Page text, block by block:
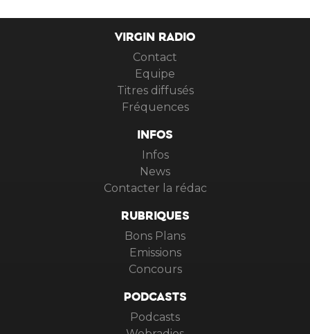
VIRGIN RADIO
Contact
Equipe
Titres diffusés
Fréquences
INFOS
Infos
News
Contacter la rédac
RUBRIQUES
Bons Plans
Emissions
Concours
PODCASTS
Podcasts